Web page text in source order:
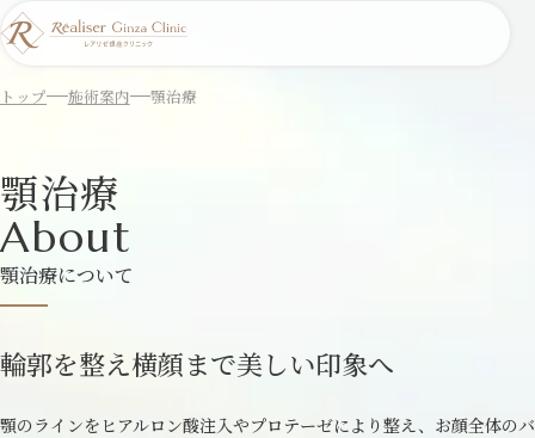
トップ 施術案内 顎治療
顎治療
About
顎治療について
輪郭を整え横顔まで美しい印象へ
顎のラインをヒアルロン酸注入やプロテーゼにより整え、お顔全体のバ